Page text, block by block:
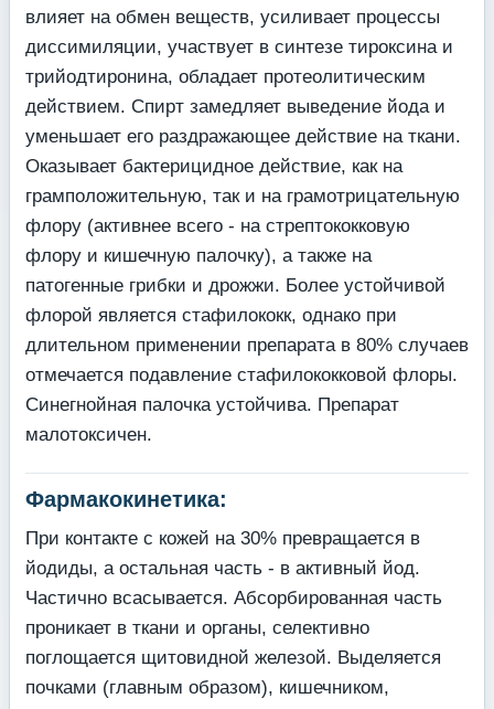
влияет на обмен веществ, усиливает процессы
диссимиляции, участвует в синтезе тироксина и
трийодтиронина, обладает протеолитическим
действием. Спирт замедляет выведение йода и
уменьшает его раздражающее действие на ткани.
Оказывает бактерицидное действие, как на
грамположительную, так и на грамотрицательную
флору (активнее всего - на стрептококковую
флору и кишечную палочку), а также на
патогенные грибки и дрожжи. Более устойчивой
флорой является стафилококк, однако при
длительном применении препарата в 80% случаев
отмечается подавление стафилококковой флоры.
Синегнойная палочка устойчива. Препарат
малотоксичен.
Фармакокинетика:
При контакте с кожей на 30% превращается в
йодиды, а остальная часть - в активный йод.
Частично всасывается. Абсорбированная часть
проникает в ткани и органы, селективно
поглощается щитовидной железой. Выделяется
почками (главным образом), кишечником,